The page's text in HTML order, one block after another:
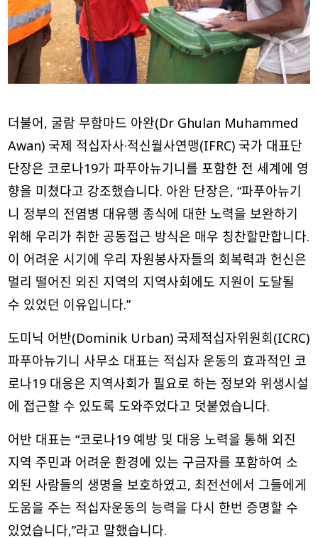
더불어, 굴람 무함마드 아완(Dr Ghulan Muhammed
Awan) 국제 적십자사·적신월사연맹(IFRC) 국가 대표단
단장은 코로나19가 파푸아뉴기니를 포함한 전 세계에 영
향을 미쳤다고 강조했습니다. 아완 단장은, “파푸아뉴기
니 정부의 전염병 대유행 종식에 대한 노력을 보완하기
위해 우리가 취한 공동접근 방식은 매우 칭찬할만합니다.
이 어려운 시기에 우리 자원봉사자들의 회복력과 헌신은
멀리 떨어진 외진 지역의 지역사회에도 지원이 도달될
수 있었던 이유입니다.”
도미닉 어반(Dominik Urban) 국제적십자위원회(ICRC)
파푸아뉴기니 사무소 대표는 적십자 운동의 효과적인 코
로나19 대응은 지역사회가 필요로 하는 정보와 위생시설
에 접근할 수 있도록 도와주었다고 덧붙였습니다.
어반 대표는 “코로나19 예방 및 대응 노력을 통해 외진
지역 주민과 어려운 환경에 있는 구금자를 포함하여 소
외된 사람들의 생명을 보호하였고, 최전선에서 그들에게
도움을 주는 적십자운동의 능력을 다시 한번 증명할 수
있었습니다,”라고 말했습니다.